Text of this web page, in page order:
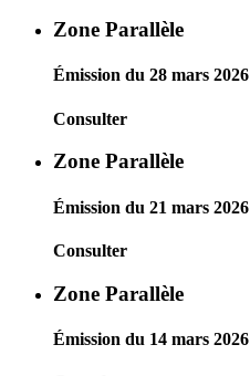
Zone Parallèle
Émission du 28 mars 2026
Consulter
Zone Parallèle
Émission du 21 mars 2026
Consulter
Zone Parallèle
Émission du 14 mars 2026